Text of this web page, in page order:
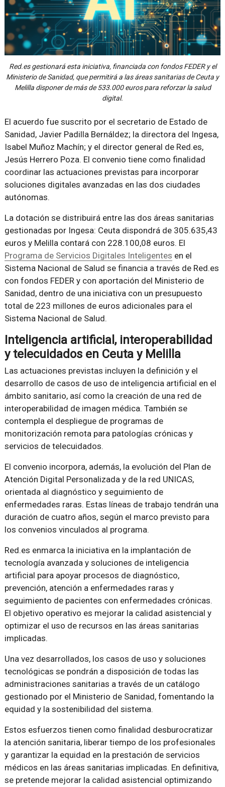
Red.es gestionará esta iniciativa, financiada con fondos FEDER y el
Ministerio de Sanidad, que permitirá a las áreas sanitarias de Ceuta y
Melilla disponer de más de 533.000 euros para reforzar la salud
digital.
El acuerdo fue suscrito por el secretario de Estado de
Sanidad, Javier Padilla Bernáldez; la directora del Ingesa,
Isabel Muñoz Machín; y el director general de Red.es,
Jesús Herrero Poza. El convenio tiene como finalidad
coordinar las actuaciones previstas para incorporar
soluciones digitales avanzadas en las dos ciudades
autónomas.
La dotación se distribuirá entre las dos áreas sanitarias
gestionadas por Ingesa: Ceuta dispondrá de 305.635,43
euros y Melilla contará con 228.100,08 euros. El
Programa de Servicios Digitales Inteligentes en el
Sistema Nacional de Salud se financia a través de Red.es
con fondos FEDER y con aportación del Ministerio de
Sanidad, dentro de una iniciativa con un presupuesto
total de 223 millones de euros adicionales para el
Sistema Nacional de Salud.
Inteligencia artificial, interoperabilidad
y telecuidados en Ceuta y Melilla
Las actuaciones previstas incluyen la definición y el
desarrollo de casos de uso de inteligencia artificial en el
ámbito sanitario, así como la creación de una red de
interoperabilidad de imagen médica. También se
contempla el despliegue de programas de
monitorización remota para patologías crónicas y
servicios de telecuidados.
El convenio incorpora, además, la evolución del Plan de
Atención Digital Personalizada y de la red UNICAS,
orientada al diagnóstico y seguimiento de
enfermedades raras. Estas líneas de trabajo tendrán una
duración de cuatro años, según el marco previsto para
los convenios vinculados al programa.
Red.es enmarca la iniciativa en la implantación de
tecnología avanzada y soluciones de inteligencia
artificial para apoyar procesos de diagnóstico,
prevención, atención a enfermedades raras y
seguimiento de pacientes con enfermedades crónicas.
El objetivo operativo es mejorar la calidad asistencial y
optimizar el uso de recursos en las áreas sanitarias
implicadas.
Una vez desarrollados, los casos de uso y soluciones
tecnológicas se pondrán a disposición de todas las
administraciones sanitarias a través de un catálogo
gestionado por el Ministerio de Sanidad, fomentando la
equidad y la sostenibilidad del sistema.
Estos esfuerzos tienen como finalidad desburocratizar
la atención sanitaria, liberar tiempo de los profesionales
y garantizar la equidad en la prestación de servicios
médicos en las áreas sanitarias implicadas. En definitiva,
se pretende mejorar la calidad asistencial optimizando